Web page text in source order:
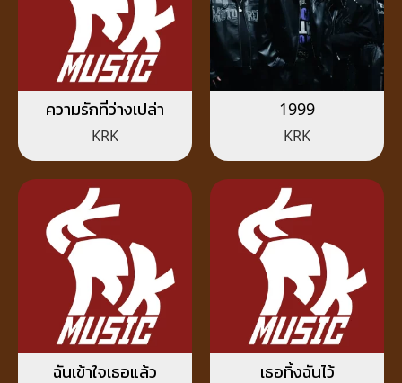
ความรักที่ว่างเปล่า
KRK
1999
KRK
ฉันเข้าใจเธอแล้ว เธอทิ้งฉันไว้